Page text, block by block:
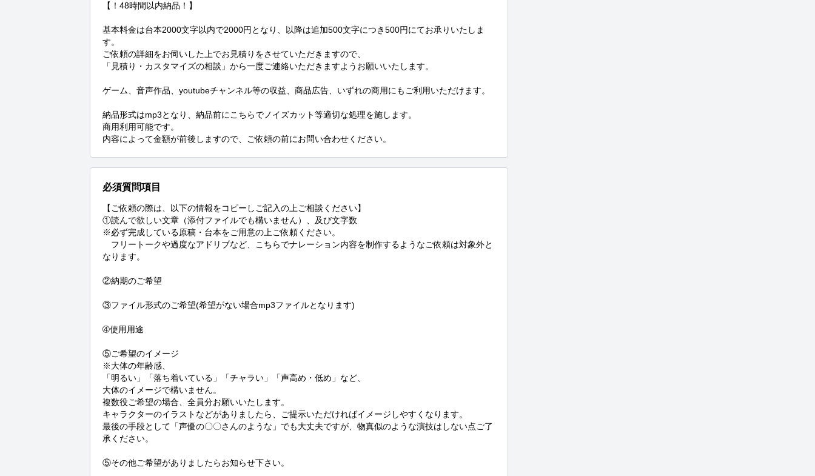
【！48時間以内納品！】
基本料金は台本2000文字以内で2000円となり、以降は追加500文字につき500円にてお承りいたしま
す。
ご依頼の詳細をお伺いした上でお見積りをさせていただきますので、
「見積り・カスタマイズの相談」から一度ご連絡いただきますようお願いいたします。
ゲーム、音声作品、youtubeチャンネル等の収益、商品広告、いずれの商用にもご利用いただけます。
納品形式はmp3となり、納品前にこちらでノイズカット等適切な処理を施します。
商用利用可能です。
内容によって金額が前後しますので、ご依頼の前にお問い合わせください。
必須質問項目
【ご依頼の際は、以下の情報をコピーしご記入の上ご相談ください】
①読んで欲しい文章（添付ファイルでも構いません）、及び文字数
※必ず完成している原稿・台本をご用意の上ご依頼ください。
フリートークや過度なアドリブなど、こちらでナレーション内容を制作するようなご依頼は対象外と
なります。
②納期のご希望
③ファイル形式のご希望(希望がない場合mp3ファイルとなります)
➃使用用途
⑤ご希望のイメージ
※大体の年齢感、
「明るい」「落ち着いている」「チャラい」「声高め・低め」など、
大体のイメージで構いません。
複数役ご希望の場合、全員分お願いいたします。
キャラクターのイラストなどがありましたら、ご提示いただければイメージしやすくなります。
最後の手段として「声優の〇〇さんのような」でも大丈夫ですが、物真似のような演技はしない点ご了
承ください。
⑤その他ご希望がありましたらお知らせ下さい。